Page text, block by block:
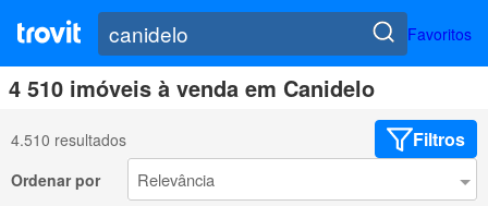
Favoritos
4 510 imóveis à venda em Canidelo
4.510 resultados Filtros
Ordenar por